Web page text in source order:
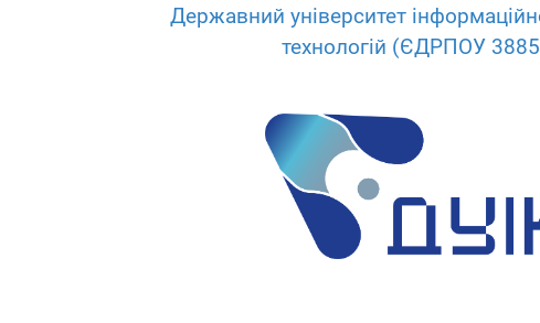
Державний університет
технологій (ЄДРПОУ